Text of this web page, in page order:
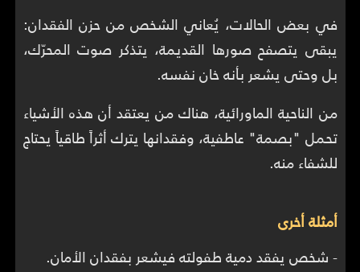
في بعض الحالات، يُعاني الشخص من حزن الفقدان:
يبقى يتصفح صورها القديمة، يتذكر صوت المحرّك،
بل وحتى يشعر بأنه خان نفسه.
من الناحية الماورائية، هناك من يعتقد أن هذه الأشياء
تحمل "بصمة" عاطفية، وفقدانها يترك أثراً طاقياً يحتاج
للشفاء منه.
أمثلة أخرى
- شخص يفقد دمية طفولته فيشعر بفقدان الأمان.